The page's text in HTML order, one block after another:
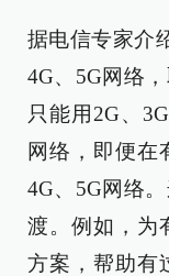
据电信专家介
4G、5G网络
只能用2G、
网络，即便在
4G、5G网络
渡。例如，为
方案，帮助有